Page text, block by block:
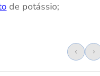
de potássio;